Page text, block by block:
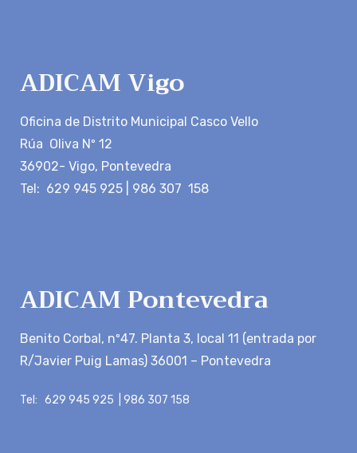
ADICAM Vigo
Oficina de Distrito Municipal Casco Vello
Rúa Oliva Nº 12
36902- Vigo, Pontevedra
Tel: 629 945 925 | 986 307 158
ADICAM Pontevedra
Benito Corbal, nº47. Planta 3, local 11 (entrada por
R/Javier Puig Lamas) 36001 – Pontevedra
Tel: 629 945 925 | 986 307 158